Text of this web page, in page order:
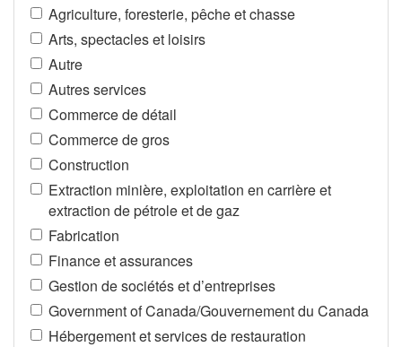
Agriculture, foresterie, pêche et chasse
Arts, spectacles et loisirs
Autre
Autres services
Commerce de détail
Commerce de gros
Construction
Extraction minière, exploitation en carrière et
extraction de pétrole et de gaz
Fabrication
Finance et assurances
Gestion de sociétés et d’entreprises
Government of Canada/Gouvernement du Canada
Hébergement et services de restauration